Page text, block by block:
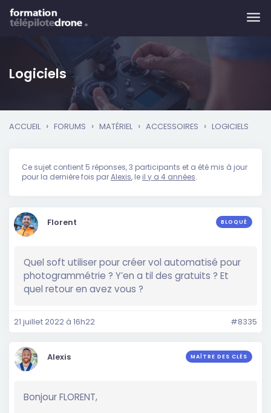
Logiciels
ACCUEIL › FORUMS › MATÉRIEL › ACCESSOIRES › LOGICIELS
Ce sujet contient 5 réponses, 3 participants et a été mis à jour
pour la dernière fois parAlexis, le il y a 4 années.
Florent BLOQUÉ
Quel soft utiliser pour créer vol automatisé pour
photogrammétrie ? Y’en a til des gratuits ? Et
quel retour en avez vous ?
21 juillet 2022 à 16h22 #8335
Alexis MAÎTRE DES CLÉS
Bonjour FLORENT,